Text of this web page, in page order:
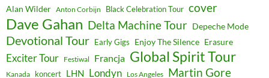
Alan Wilder Anton Corbijn Black Celebration Tour cover
Dave Gahan Delta Machine Tour Depeche Mode
Devotional Tour Early Gigs Enjoy The Silence Erasure
Exciter Tour Festiwal Francja Global Spirit Tour
Kanada koncert LHN Londyn Los Angeles Martin Gore